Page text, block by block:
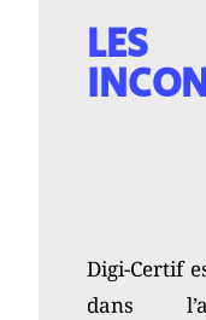
LES
Digi-Certif
dans